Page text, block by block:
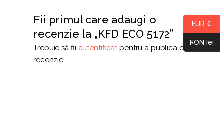
Fii primul care adaugi o
recenzie la „KFD ECO 5172”
Trebuie să fii autentificatpentru a publica o
recenzie.
EUR €
RON lei